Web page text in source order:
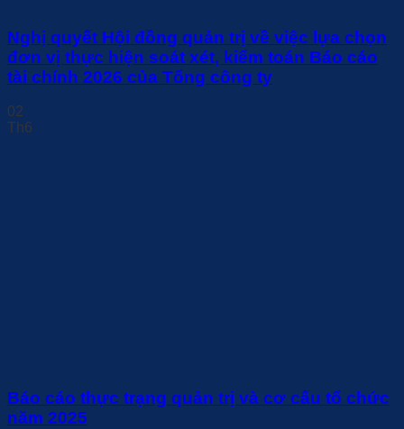
Nghị quyết Hội đồng quản trị về việc lựa chọn
đơn vị thực hiện soát xét, kiểm toán Báo cáo
tài chính 2026 của Tổng công ty
02
Th6
Báo cáo thực trạng quản trị và cơ cấu tổ chức
năm 2025